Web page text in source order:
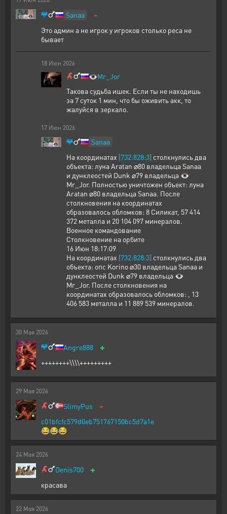
Sanaa -
Это админ а не игрок у игроков столько реса не
бывает
18 Июн 2026
👁️Mr_Jor
Такова судьба ишек. Если ты не находишь
за 7 суток 1 мин, что бы оживить акк, то
жалуйся в зеркало.
17 Июн 2026
Sanaa
На координатах [732:828:3] столкнулись два
объекта: луна Aratan ⌀80 владельца Sanaa
и дунклеостей Dunk ⌀79 владельца 👁️
Mr_Jor. Полностью уничтожен объект: луна
Aratan ⌀80 владельца Sanaa. После
столкновения на координатах
образовалось обломков: 8 Силикат, 57 414
372 металла и 20 104 097 минералов.
Военное командование
Столкновение на орбите
16 Июн 18:17:09
На координатах [732:828:3] столкнулись два
объекта: опс Korino ⌀30 владельца Sanaa и
дунклеостей Dunk ⌀79 владельца 👁️
Mr_Jor. После столкновения на
координатах образовалось обломков: , 13
406 583 металла и 11 889 539 минералов.
30 Мая 2026
Angre888 +
++++++++\\\\+++++++++
29 Мая 2026
SlimyPus -
c01bfcfc579d0eb751767150bc5d7a1e
😂😂😂
24 Мая 2026
Denis700 +
красава
22 Мая 2026